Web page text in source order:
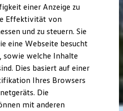
R Experience
einer Anzeige zu
Effektivität von
und zu steuern. Sie
eine Webseite besucht
sowie welche Inhalte
Dies basiert auf einer
Ihres Browsers
Die
mit anderen